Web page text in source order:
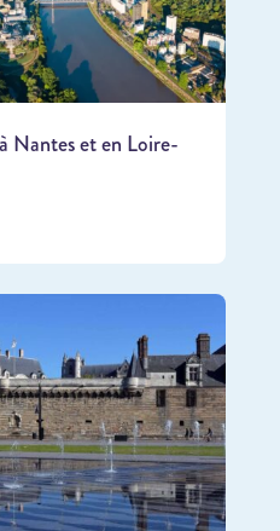
Nantes et en Loire-